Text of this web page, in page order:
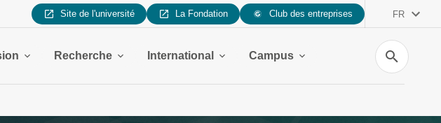
Site de l'université La Fondation Club des entreprises FR
Recherche International Campus
Recherche